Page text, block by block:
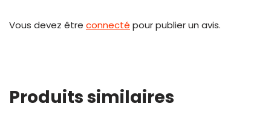
Vous devez être connecté pour publier un avis.
Produits similaires